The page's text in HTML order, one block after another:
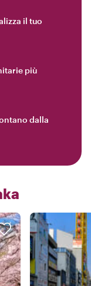
il tuo
più
dalla